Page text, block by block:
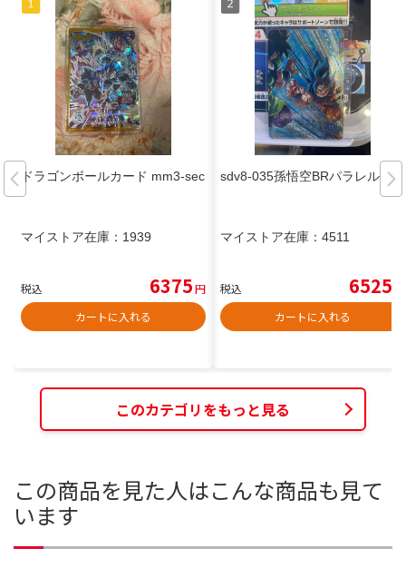
ドラゴンボールカード mm3-sec
マイストア在庫： 1939
税込 6375円
カートに入れる
sdv8-035孫悟空BRパラレル
マイストア在庫： 4511
税込 6525
カートに入れる
このカテゴリをもっと見る
この商品を見た人はこんな商品も見て
います